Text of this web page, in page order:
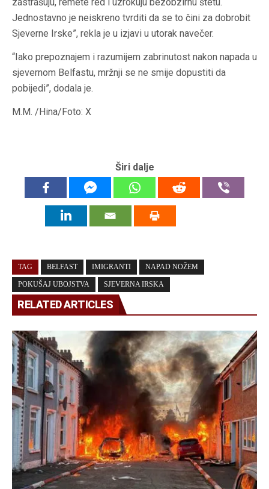
zastrašuju, remete red i uzrokuju bezobzirnu štetu.
Jednostavno je neiskreno tvrditi da se to čini za dobrobit
Sjeverne Irske”, rekla je u izjavi u utorak navečer.
“Iako prepoznajem i razumijem zabrinutost nakon napada u
sjevernom Belfastu, mržnji se ne smije dopustiti da
pobijedi”, dodala je.
M.M. /Hina/Foto: X
Širi dalje
TAG BELFAST IMIGRANTI NAPAD NOŽEM
POKUŠAJ UBOJSTVA SJEVERNA IRSKA
RELATED ARTICLES